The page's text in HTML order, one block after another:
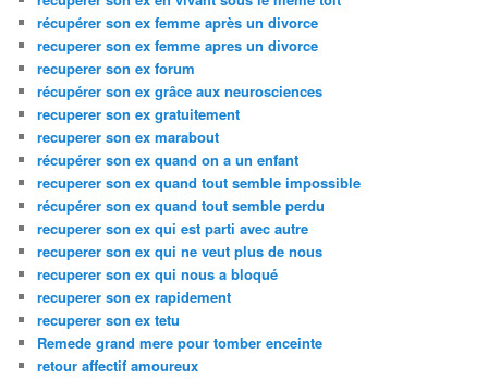
récupérer son ex femme après un divorce
recuperer son ex femme apres un divorce
recuperer son ex forum
récupérer son ex grâce aux neurosciences
recuperer son ex gratuitement
recuperer son ex marabout
récupérer son ex quand on a un enfant
recuperer son ex quand tout semble impossible
récupérer son ex quand tout semble perdu
recuperer son ex qui est parti avec autre
recuperer son ex qui ne veut plus de nous
recuperer son ex qui nous a bloqué
recuperer son ex rapidement
recuperer son ex tetu
Remede grand mere pour tomber enceinte
retour affectif amoureux